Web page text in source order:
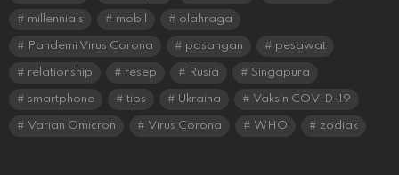
millennials mobil olahraga
Pandemi Virus Corona pasangan pesawat
relationship resep Rusia Singapura
smartphone tips Ukraina Vaksin COVID-19
Varian Omicron Virus Corona WHO zodiak